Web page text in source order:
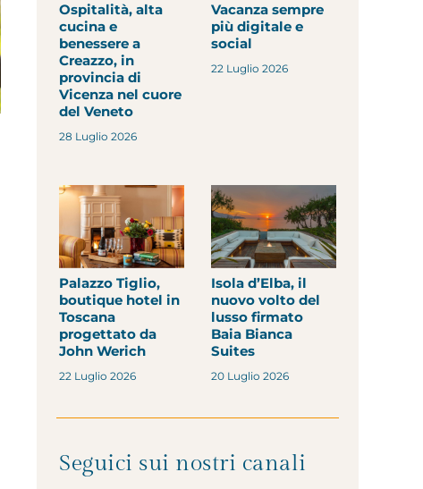
Ospitalità, alta
cucina e
benessere a
Creazzo, in
provincia di
Vicenza nel cuore
del Veneto
28 Luglio 2026
Vacanza sempre
più digitale e
social
22 Luglio 2026
Palazzo Tiglio,
boutique hotel in
Toscana
progettato da
John Werich
22 Luglio 2026
Isola d’Elba, il
nuovo volto del
lusso firmato
Baia Bianca
Suites
20 Luglio 2026
Seguici sui nostri canali